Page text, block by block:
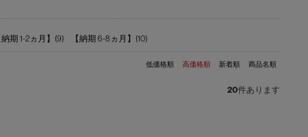
納期 1-2ヵ月】(9) 【納期 6-8ヵ月】(10)
低価格順 高価格順 新着順 商品名順
20件あります